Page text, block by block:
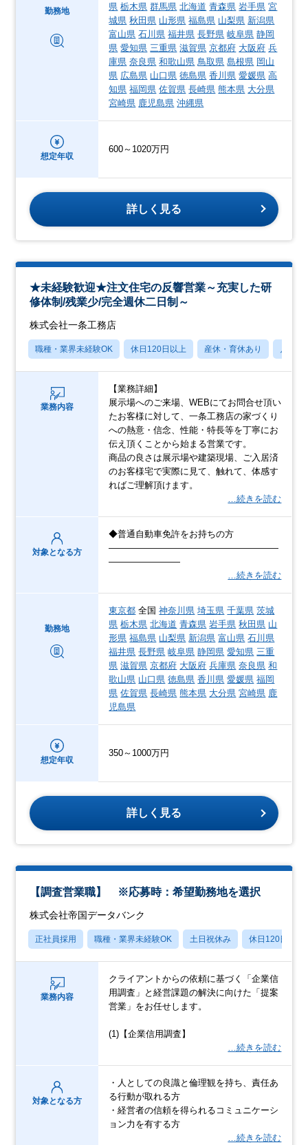
勤務地
県 栃木県 群馬県 北海道 青森県 岩手県 宮
城県 秋田県 山形県 福島県 山梨県 新潟県
富山県 石川県 福井県 長野県 岐阜県 静岡
県 愛知県 三重県 滋賀県 京都府 大阪府 兵
庫県 奈良県 和歌山県 鳥取県 島根県 岡山
県 広島県 山口県 徳島県 香川県 愛媛県 高
知県 福岡県 佐賀県 長崎県 熊本県 大分県
宮崎県 鹿児島県 沖縄県
想定年収
600～1020万円
詳しく見る
★未経験歓迎★注文住宅の反響営業～充実した研
修体制/残業少/完全週休二日制～
株式会社一条工務店
職種・業界未経験OK 休日120日以上 産休・育休あり 月残業
業務内容
【業務詳細】
展示場へのご来場、WEBにてお問合せ頂い
たお客様に対して、一条工務店の家づくり
への熱意・信念、性能・特長等を丁寧にお
伝え頂くことから始まる営業です。
商品の良さは展示場や建築現場、ご入居済
のお客様宅で実際に見て、触れて、体感す
ればご理解頂けます。
…続きを読む
対象となる方
◆普通自動車免許をお持ちの方
―――――――――――――――――――
――――――――
…続きを読む
勤務地
東京都 全国神奈川県 埼玉県 千葉県 茨城
県 栃木県 北海道 青森県 岩手県 秋田県 山
形県 福島県 山梨県 新潟県 富山県 石川県
福井県 長野県 岐阜県 静岡県 愛知県 三重
県 滋賀県 京都府 大阪府 兵庫県 奈良県 和
歌山県 山口県 徳島県 香川県 愛媛県 福岡
県 佐賀県 長崎県 熊本県 大分県 宮崎県 鹿
児島県
想定年収
350～1000万円
詳しく見る
【調査営業職】 ※応募時：希望勤務地を選択
株式会社帝国データバンク
正社員採用 職種・業界未経験OK 土日祝休み 休日120日以上
業務内容
クライアントからの依頼に基づく「企業信
用調査」と経営課題の解決に向けた「提案
営業」をお任せします。
(1)【企業信用調査】
…続きを読む
対象となる方
・人としての良識と倫理観を持ち、責任あ
る行動が取れる方
・経営者の信頼を得られるコミュニケーシ
ョン力を有する方
…続きを読む